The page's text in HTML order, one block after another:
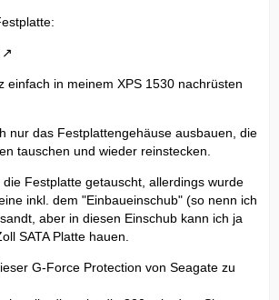
einfach in meinem XPS 1530 nachrüsten
nur das Festplattengehäuse ausbauen, die
tauschen und wieder reinstecken.
Festplatte getauscht, allerdings wurde
inkl. dem "Einbaueinschub" (so nenn ich
aber in diesen Einschub kann ich ja
SATA Platte hauen.
G-Force Protection von Seagate zu